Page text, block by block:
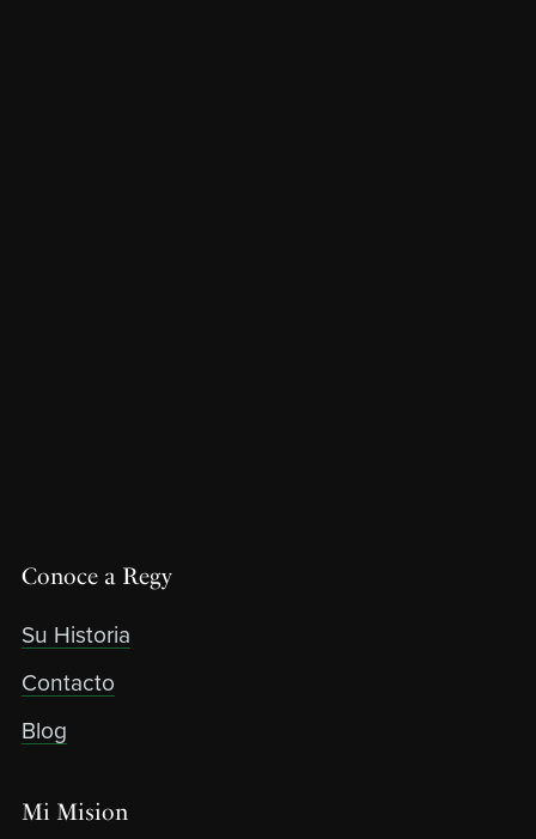
Conoce a Regy
Su Historia
Contacto
Blog
Mi Mision